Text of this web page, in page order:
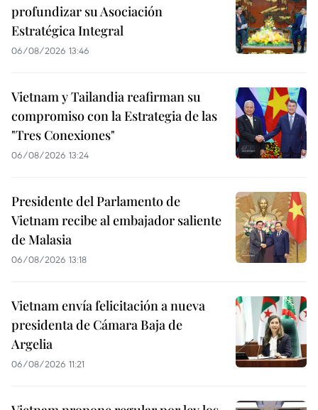
profundizar su Asociación
Estratégica Integral
06/08/2026 13:46
Vietnam y Tailandia reafirman su
compromiso con la Estrategia de las
"Tres Conexiones"
06/08/2026 13:24
Presidente del Parlamento de
Vietnam recibe al embajador saliente
de Malasia
06/08/2026 13:18
Vietnam envía felicitación a nueva
presidenta de Cámara Baja de
Argelia
06/08/2026 11:21